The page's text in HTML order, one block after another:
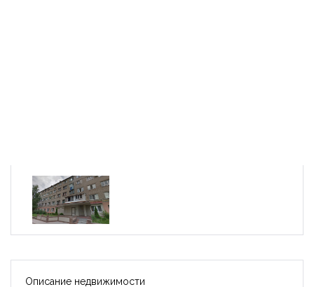
Описание недвижимости